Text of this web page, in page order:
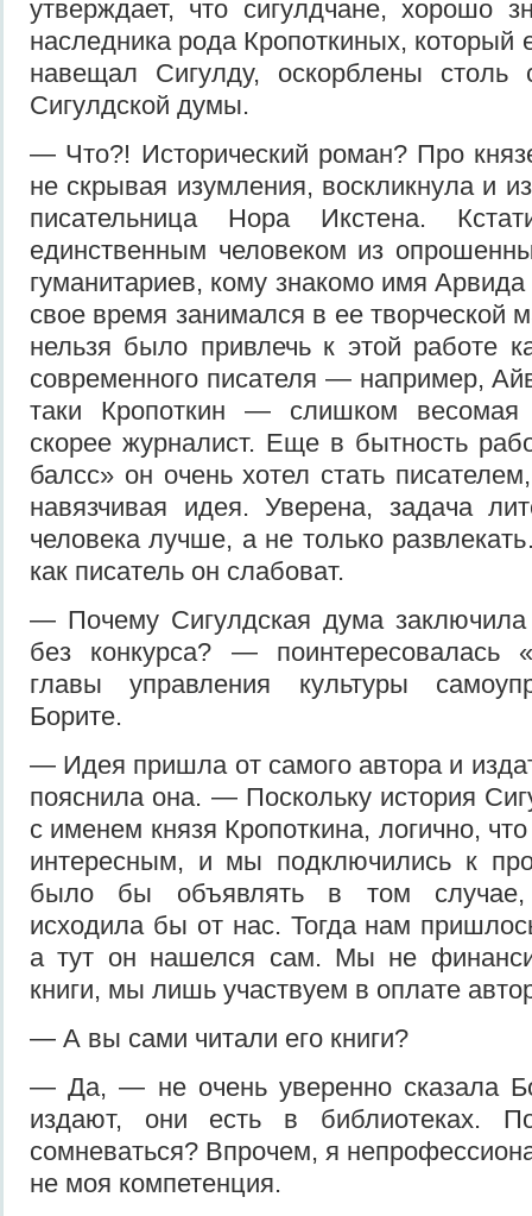
утверждает, что сигулдчане, хорошо
наследника рода Кропоткиных,
навещал Сигулду, оскорблены столь
Сигулдской думы.
— Что?! Исторический роман? Про
не скрывая изумления, воскликнула и
писательница Нора Икстена.
единственным человеком из
гуманитариев, кому знакомо имя Арвида
свое время занимался в ее творческой
нельзя было привлечь к этой работе
современного писателя — например,
таки Кропоткин — слишком
скорее журналист. Еще в бытность
балсс» он очень хотел стать
навязчивая идея. Уверена, задача
человека лучше, а не только
как писатель он слабоват.
— Почему Сигулдская дума заключила
без конкурса? — поинтересовалась
главы управления культуры
Борите.
— Идея пришла от самого автора и
пояснила она. — Поскольку история
с именем князя Кропоткина, логично,
интересным, и мы подключились к
было бы объявлять в том случае,
исходила бы от нас. Тогда нам
а тут он нашелся сам. Мы не
книги, мы лишь участвуем в оплате
— А вы сами читали его книги?
— Да, — не очень уверенно сказала
издают, они есть в библиотеках.
сомневаться? Впрочем, я
не моя компетенция.